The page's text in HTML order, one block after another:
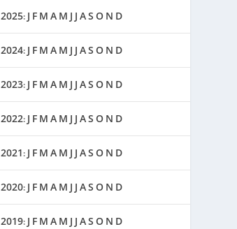
2025: J F M A M J J AS O N D
2024: J F M A M J J AS O N D
2023: J F M A M J J AS O N D
2022: J F M A M J J AS O N D
2021: J F M A M J J AS O N D
2020: J F M A M J J AS O N D
2019: J F M A M J J AS O N D